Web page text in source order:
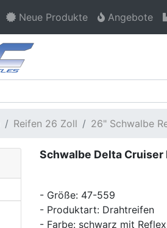
Neue Produkte Angebote
Reifen 26 Zoll 26" Schwalbe
Schwalbe Delta Cruiser
- Größe: 47-559
- Produktart: Drahtreifen
- Farbe: schwarz mit